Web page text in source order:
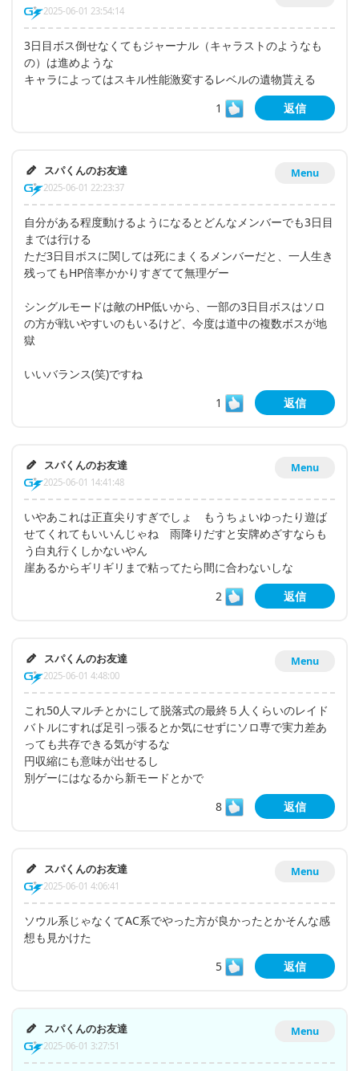
2025-06-01 23:54:14
3日目ボス倒せなくてもジャーナル（キャラストのようなも
の）は進めような
キャラによってはスキル性能激変するレベルの遺物貰える
1
返信
Menu
スパくんのお友達
2025-06-01 22:23:37
自分がある程度動けるようになるとどんなメンバーでも3日目
までは行ける
ただ3日目ボスに関しては死にまくるメンバーだと、一人生き
残ってもHP倍率かかりすぎてて無理ゲー
シングルモードは敵のHP低いから、一部の3日目ボスはソロ
の方が戦いやすいのもいるけど、今度は道中の複数ボスが地
獄
いいバランス(笑)ですね
1
返信
Menu
スパくんのお友達
2025-06-01 14:41:48
いやあこれは正直尖りすぎでしょ もうちょいゆったり遊ば
せてくれてもいいんじゃね 雨降りだすと安牌めざすならも
う白丸行くしかないやん
崖あるからギリギリまで粘ってたら間に合わないしな
2
返信
Menu
スパくんのお友達
2025-06-01 4:48:00
これ50人マルチとかにして脱落式の最終５人くらいのレイド
バトルにすれば足引っ張るとか気にせずにソロ専で実力差あ
っても共存できる気がするな
円収縮にも意味が出せるし
別ゲーにはなるから新モードとかで
8
返信
Menu
スパくんのお友達
2025-06-01 4:06:41
ソウル系じゃなくてAC系でやった方が良かったとかそんな感
想も見かけた
5
返信
Menu
スパくんのお友達
2025-06-01 3:27:51